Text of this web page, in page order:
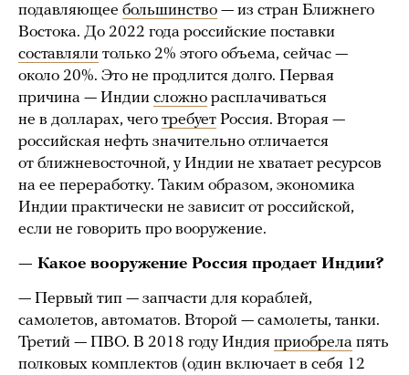
подавляющее большинство — из стран Ближнего
Востока. До 2022 года российские поставки
составляли только 2% этого объема, сейчас —
около 20%. Это не продлится долго. Первая
причина — Индии сложно расплачиваться
не в долларах, чего требует Россия. Вторая —
российская нефть значительно отличается
от ближневосточной, у Индии не хватает ресурсов
на ее переработку. Таким образом, экономика
Индии практически не зависит от российской,
если не говорить про вооружение.
— Какое вооружение Россия продает Индии?
— Первый тип — запчасти для кораблей,
самолетов, автоматов. Второй — самолеты, танки.
Третий — ПВО. В 2018 году Индия приобрела пять
полковых комплектов (один включает в себя 12